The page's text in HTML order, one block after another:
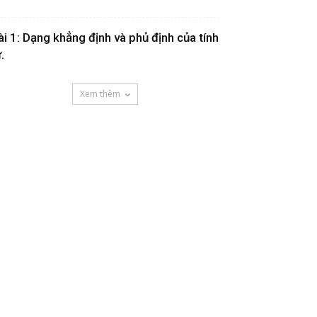
1: Dạng khẳng định và phủ định của tính
Xem thêm